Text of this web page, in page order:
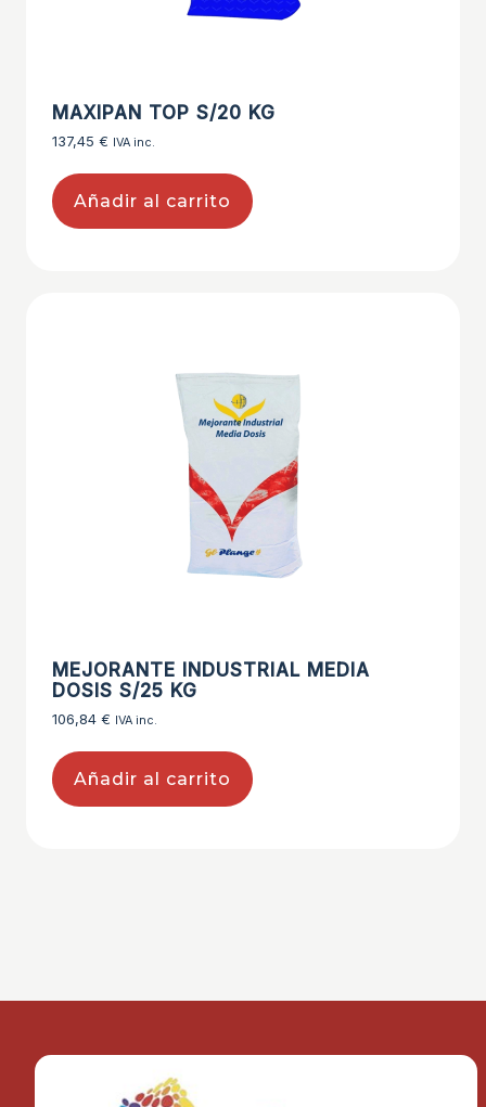
MAXIPAN TOP S/20 KG
137,45 € IVA inc.
Añadir al carrito
MEJORANTE INDUSTRIAL MEDIA
DOSIS S/25 KG
106,84 € IVA inc.
Añadir al carrito